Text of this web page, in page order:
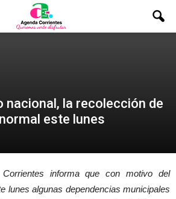
nacional, la recolección de
este lunes
informa que con motivo del
lunes algunas dependencias municipales